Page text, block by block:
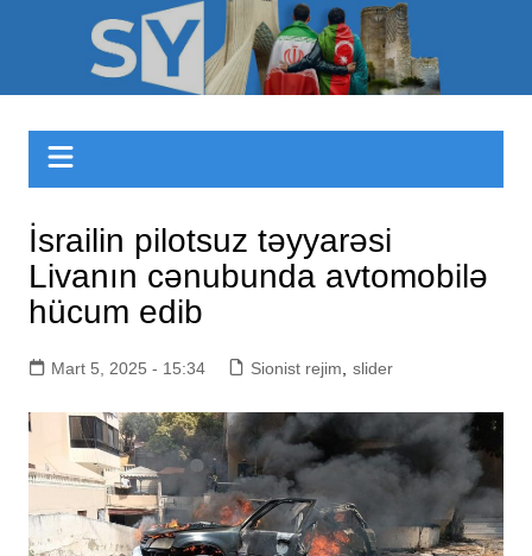
Sizinyol.org
İsrailin pilotsuz təyyarəsi
Livanın cənubunda avtomobilə
hücum edib
Mart 5, 2025 - 15:34 Sionist rejim slider